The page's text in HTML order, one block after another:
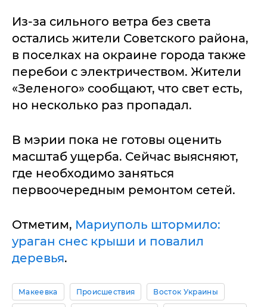
Из-за сильного ветра без света
остались жители Советского района,
в поселках на окраине города также
перебои с электричеством. Жители
«Зеленого» сообщают, что свет есть,
но несколько раз пропадал.
В мэрии пока не готовы оценить
масштаб ущерба. Сейчас выясняют,
где необходимо заняться
первоочередным ремонтом сетей.
Отметим, Мариуполь штормило:
ураган снес крыши и повалил
деревья.
Макеевка Происшествия Восток Украины